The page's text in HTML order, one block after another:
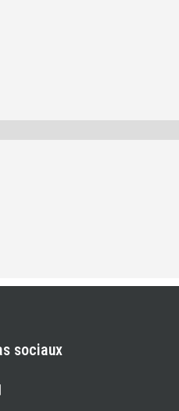
sociaux